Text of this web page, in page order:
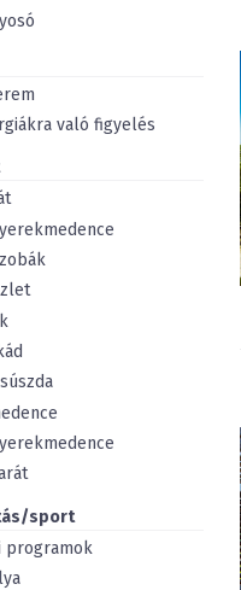
való figyelés
sport
programok